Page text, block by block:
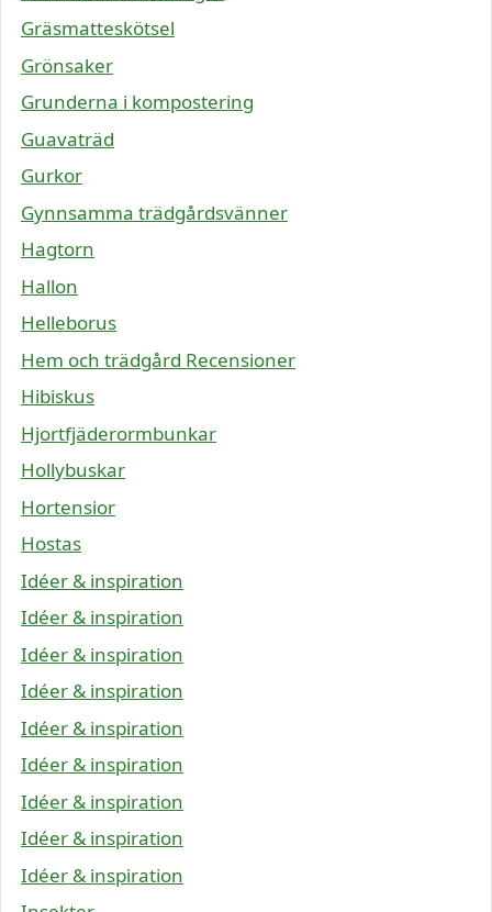
Gräsmatteskötsel
Grönsaker
Grunderna i kompostering
Guavaträd
Gurkor
Gynnsamma trädgårdsvänner
Hagtorn
Hallon
Helleborus
Hem och trädgård Recensioner
Hibiskus
Hjortfjäderormbunkar
Hollybuskar
Hortensior
Hostas
Idéer & inspiration
Idéer & inspiration
Idéer & inspiration
Idéer & inspiration
Idéer & inspiration
Idéer & inspiration
Idéer & inspiration
Idéer & inspiration
Idéer & inspiration